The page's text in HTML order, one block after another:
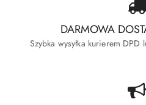
DARMOWA
Szybka wysyłka kurierem